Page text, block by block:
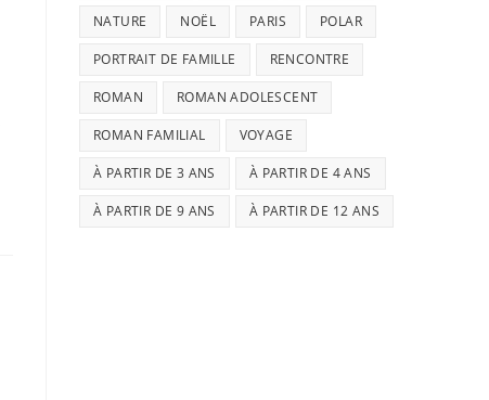
NATURE NOËL PARIS POLAR
PORTRAIT DE FAMILLE RENCONTRE
ROMAN ROMAN ADOLESCENT
ROMAN FAMILIAL VOYAGE
À PARTIR DE 3 ANS À PARTIR DE 4 ANS
À PARTIR DE 9 ANS À PARTIR DE 12 ANS